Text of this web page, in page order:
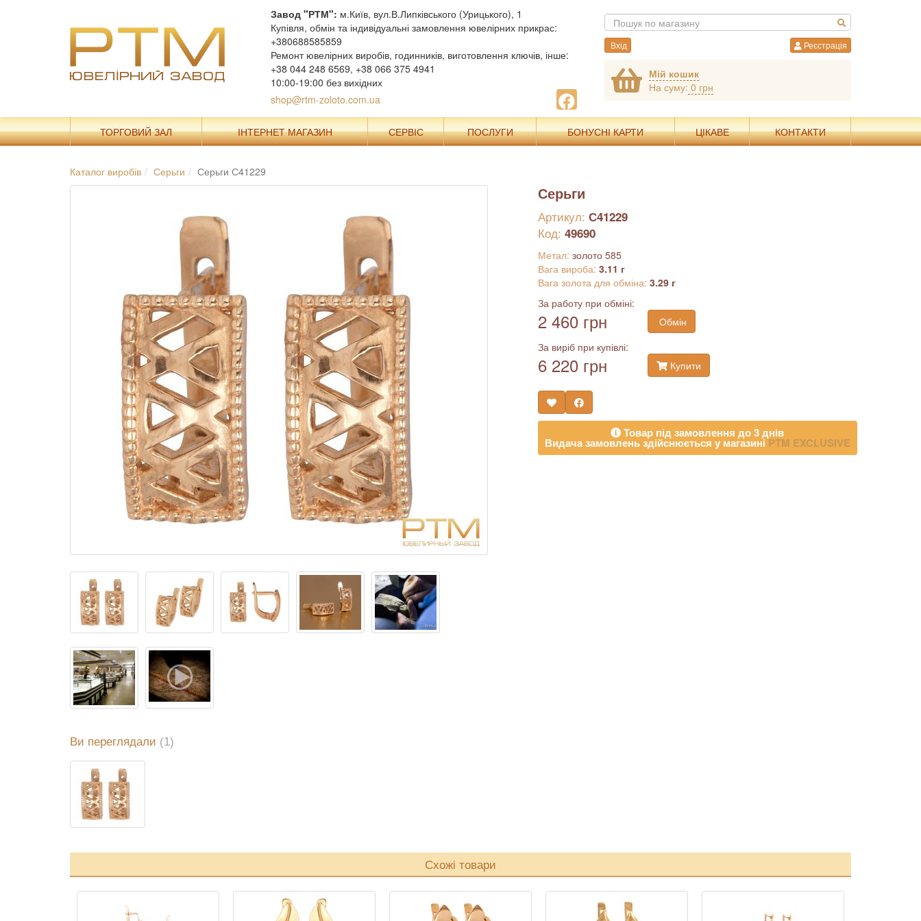
Завод "РТМ": м.Київ, вул.В.Липківського (Урицького), 1
Купівля, обмін та індивідуальні замовлення ювелірних прикрас:
+380688585859
Ремонт ювелірних виробів, годинників, виготовлення ключів, інше:
+38 044 248 6569, +38 066 375 4941
10:00-19:00 без вихідних
shop@rtm-zoloto.com.ua
Вхід Реєстрація
Мій кошик
На суму: 0 грн
ТОРГОВИЙ ЗАЛ ІНТЕРНЕТ МАГАЗИН СЕРВІС ПОСЛУГИ БОНУСНІ КАРТИ ЦІКАВЕ КОНТАКТИ
Каталог виробів Серьги Серьги С41229
Серьги
Артикул: С41229
Код: 49690
Метал: золото 585
Вага вироба: 3.11 г
Вага золота для обміна: 3.29 г
За работу при обміні:
2 460 грн
Обмін
За виріб при купівлі:
6 220 грн Купити
Товар під замовлення до 3 днів
Видача замовлень здійснюється у магазиніPTM EXCLUSIVE
Ви переглядали (1)
Схожі товари